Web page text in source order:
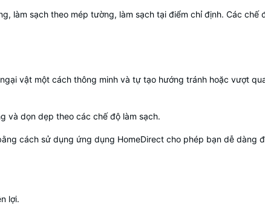
làm sạch theo mép tường, làm sạch tại điểm chỉ định. Các chế
vật một cách thông minh và tự tạo hướng tránh hoặc vượt
và dọn dẹp theo các chế độ làm sạch.
cách sử dụng ứng dụng HomeDirect cho phép bạn dễ dàng
lợi.